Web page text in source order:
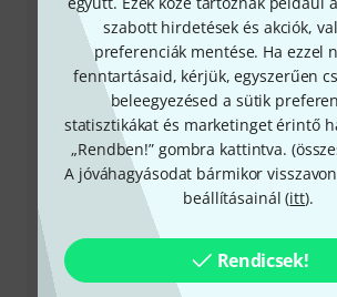
szabott hirdetések és akciók,
preferenciák mentése. Ha ezzel
fenntartásaid, kérjük, egyszerűen
beleegyezésed a sütik
statisztikákat és marketinget érintő
„Rendben!” gombra kattintva. (
A jóváhagyásodat bármikor
beállításainál (itt).
Rendicsek!
+49-9546-9223-531
Ügyfélszolgálatunk minden kérdés és
örömmel áll rendelkezésedre
Készítsd elő ügyfélszámodat